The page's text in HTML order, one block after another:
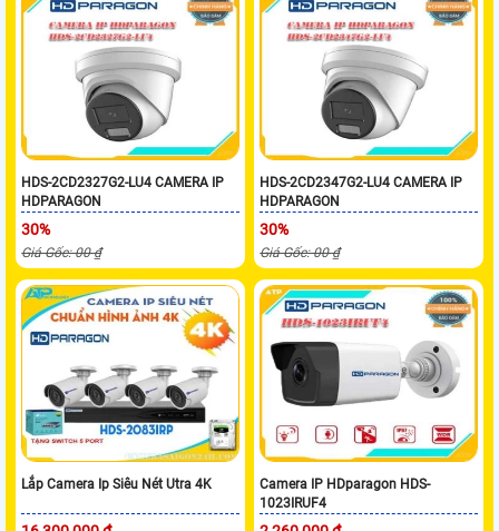
HDS-2CD2327G2-LU4 CAMERA IP
HDPARAGON
30%
Giá Gốc: 00 ₫
HDS-2CD2347G2-LU4 CAMERA IP
HDPARAGON
30%
Giá Gốc: 00 ₫
Lắp Camera Ip Siêu Nét Utra 4K
Camera IP HDparagon HDS-
1023IRUF4